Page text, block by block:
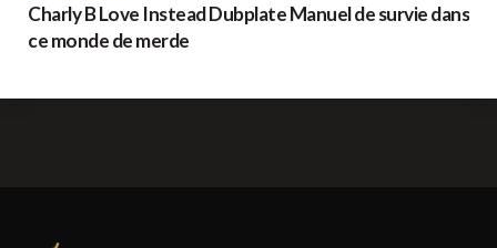
Charly B Love Instead Dubplate Manuel de survie dans
ce monde de merde